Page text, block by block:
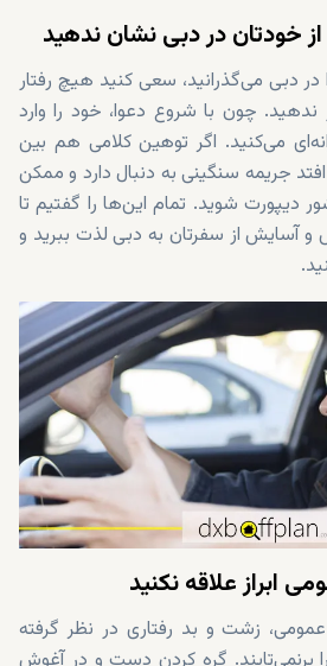
در دبی می‌گذرانید، سعی کنید هیچ رفتار
چون با شروع دعوا، خود را وارد
می‌کنید. اگر توهین کلامی هم بین
افتد جریمه سنگینی به دنبال دارد و ممکن
دیپورت شوید. تمام این‌ها را گفتیم تا
آسایش از سفرتان به دبی لذت ببرید و
عمومی، زشت و بد رفتاری در نظر گرفته